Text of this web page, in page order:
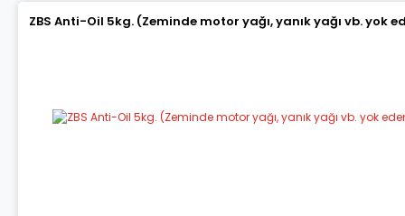
ZBS Anti-Oil 5kg. (Zeminde motor yağı, yanık yağı vb. yok